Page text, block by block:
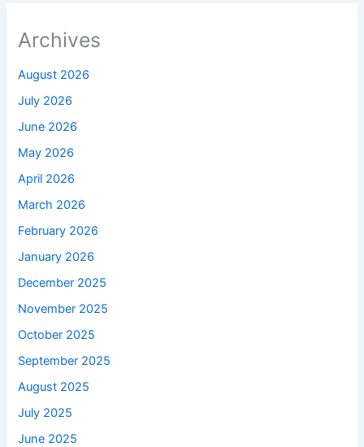
Archives
August 2026
July 2026
June 2026
May 2026
April 2026
March 2026
February 2026
January 2026
December 2025
November 2025
October 2025
September 2025
August 2025
July 2025
June 2025